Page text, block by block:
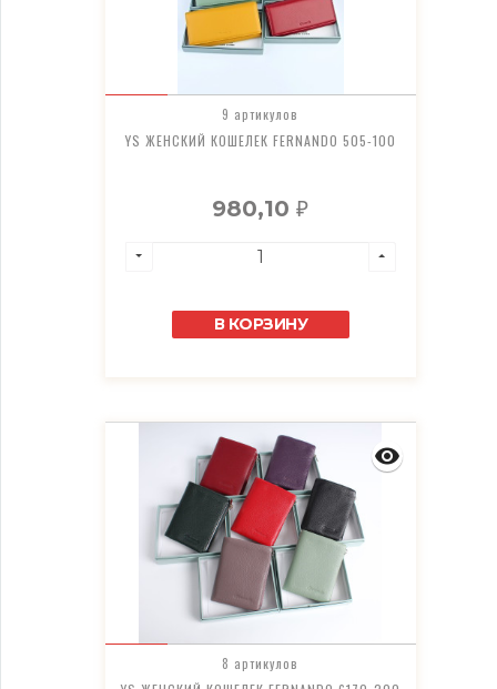
9 артикулов
YS ЖЕНСКИЙ КОШЕЛЕК FERNANDO 505-100
980,10₽
В КОРЗИНУ
8 артикулов